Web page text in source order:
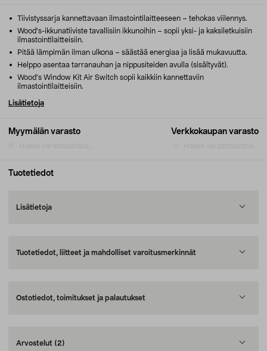
Myymälän varasto Verkkokaupan varasto
Tiivistyssarja kannettavaan ilmastointilaitteeseen – tehokas viilennys.
Wood's-ikkunatiiviste tavallisiin ikkunoihin – sopii yksi- ja kaksiletkuisiin
ilmastointilaitteisiin.
Pitää lämpimän ilman ulkona – säästää energiaa ja lisää mukavuutta.
Helppo asentaa tarranauhan ja nippusiteiden avulla (sisältyvät).
Wood's Window Kit Air Switch sopii kaikkiin kannettaviin
ilmastointilaitteisiin.
Lisätietoja
Tuotetiedot
Lisätietoja
Tuotetiedot, liitteet ja mahdolliset varoitusmerkinnät
Ostotiedot, toimitukset ja palautukset
Arvostelut (2)